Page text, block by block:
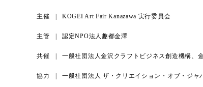
主催 KOGEI Art Fair Kanazawa 実行委員会
主管 認定NPO法人趣都金澤
共催 一般社団法人金沢クラフトビジネス創造機構、
協力 一般社団法人 ザ・クリエイション・オブ・ジャ